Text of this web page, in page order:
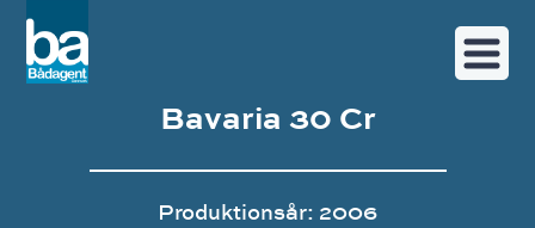
Bavaria 30 Cr
Produktionsår: 2006